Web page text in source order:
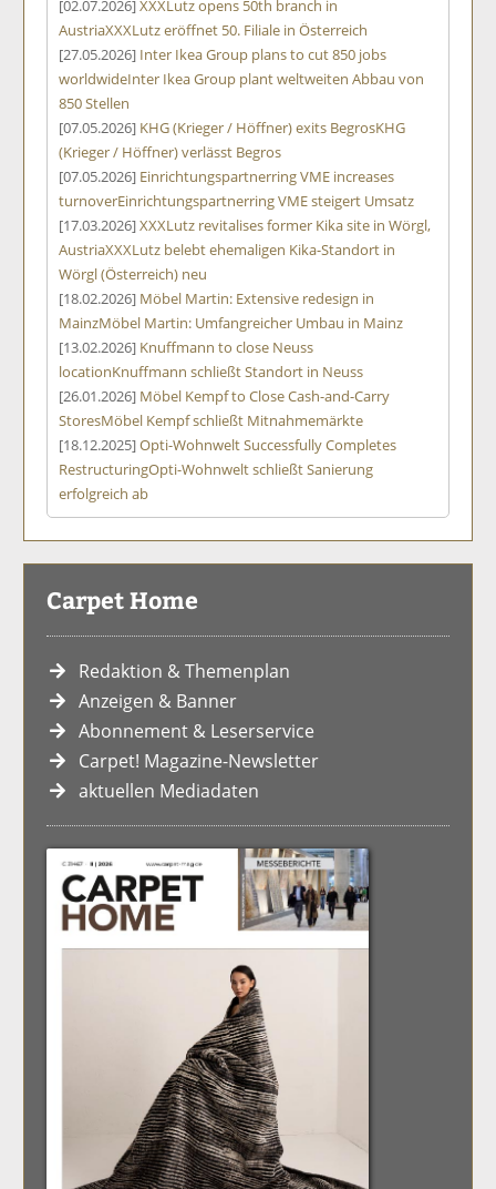
[02.07.2026]XXXLutz opens 50th branch in
AustriaXXXLutz eröffnet 50. Filiale in Österreich
[27.05.2026] Inter Ikea Group plans to cut 850 jobs
worldwideInter Ikea Group plant weltweiten Abbau von
850 Stellen
[07.05.2026] KHG (Krieger / Höffner) exits BegrosKHG
(Krieger / Höffner) verlässt Begros
[07.05.2026] Einrichtungspartnerring VME increases
turnoverEinrichtungspartnerring VME steigert Umsatz
[17.03.2026]XXXLutz revitalises former Kika site in Wörgl,
AustriaXXXLutz belebt ehemaligen Kika-Standort in
Wörgl (Österreich) neu
[18.02.2026] Möbel Martin: Extensive redesign in
MainzMöbel Martin: Umfangreicher Umbau in Mainz
[13.02.2026] Knuffmann to close Neuss
locationKnuffmann schließt Standort in Neuss
[26.01.2026] Möbel Kempf to Close Cash-and-Carry
StoresMöbel Kempf schließt Mitnahmemärkte
[18.12.2025]Opti-Wohnwelt Successfully Completes
RestructuringOpti-Wohnwelt schließt Sanierung
erfolgreich ab
Carpet Home
Redaktion & Themenplan
Anzeigen & Banner
Abonnement & Leserservice
Carpet! Magazine-Newsletter
aktuellen Mediadaten